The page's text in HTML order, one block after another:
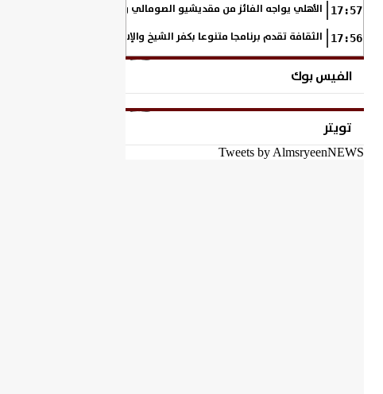
17:57 الأهلي يواجه الفائز من مقديشيو الصومالي وكيتارا الأوغندي
17:56 الثقافة تقدم برنامجا متنوعا بكفر الشيخ والإسكندرية وأسوان
الفيس بوك
تويتر
Tweets by AlmsryeenNEWS